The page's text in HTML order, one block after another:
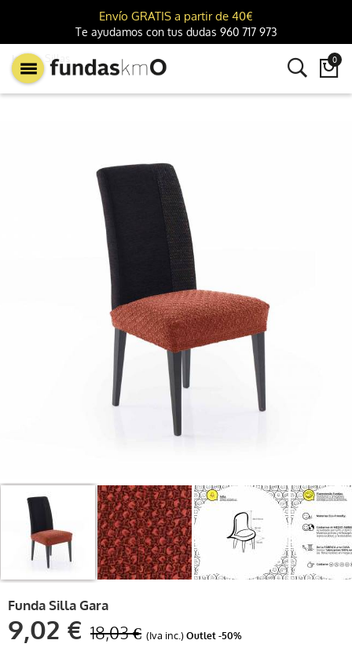
Envío GRATIS a partir de 40€
Te ayudamos con tus dudas 960 717 973
 0
km0 Sillas
Funda Silla Gara
9,02 € 18,03 € (Iva inc.) Outlet -50%